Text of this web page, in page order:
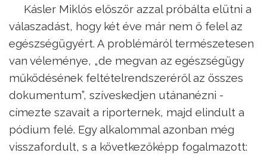
Kásler Miklós először azzal próbálta elütni a
válaszadást, hogy két éve már nem ő felel az
egészségügyért. A problémáról természetesen
van véleménye, „de megvan az egészségügy
működésének feltételrendszeréről az összes
dokumentum”, szíveskedjen utánanézni -
címezte szavait a riporternek, majd elindult a
pódium felé. Egy alkalommal azonban még
visszafordult, s a következőképp fogalmazott: